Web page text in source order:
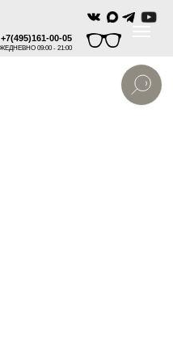
+7(495)161-00-05
09:00 - 21:00